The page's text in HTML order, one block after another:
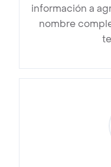
información a
nombre